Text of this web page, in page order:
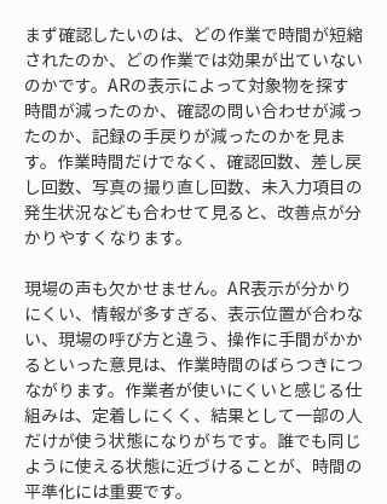
まず確認したいのは、どの作業で時間が短縮
されたのか、どの作業では効果が出ていない
のかです。ARの表示によって対象物を探す
時間が減ったのか、確認の問い合わせが減っ
たのか、記録の手戻りが減ったのかを見ま
す。作業時間だけでなく、確認回数、差し戻
し回数、写真の撮り直し回数、未入力項目の
発生状況なども合わせて見ると、改善点が分
かりやすくなります。
現場の声も欠かせません。AR表示が分かり
にくい、情報が多すぎる、表示位置が合わな
い、現場の呼び方と違う、操作に手間がかか
るといった意見は、作業時間のばらつきにつ
ながります。作業者が使いにくいと感じる仕
組みは、定着しにくく、結果として一部の人
だけが使う状態になりがちです。誰でも同じ
ように使える状態に近づけることが、時間の
平準化には重要です。